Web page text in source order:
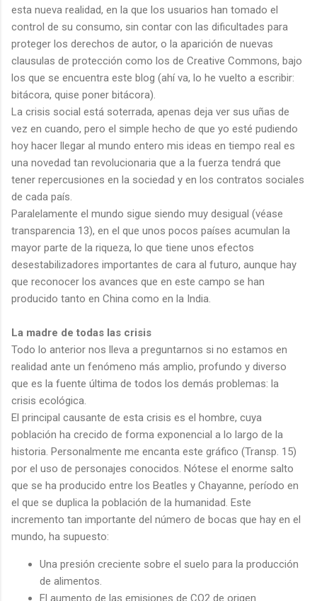
esta nueva realidad, en la que los usuarios han tomado el
control de su consumo, sin contar con las dificultades para
proteger los derechos de autor, o la aparición de nuevas
clausulas de protección como los de Creative Commons, bajo
los que se encuentra este blog (ahí va, lo he vuelto a escribir:
bitácora, quise poner bitácora).
La crisis social está soterrada, apenas deja ver sus uñas de
vez en cuando, pero el simple hecho de que yo esté pudiendo
hoy hacer llegar al mundo entero mis ideas en tiempo real es
una novedad tan revolucionaria que a la fuerza tendrá que
tener repercusiones en la sociedad y en los contratos sociales
de cada país.
Paralelamente el mundo sigue siendo muy desigual (véase
transparencia 13), en el que unos pocos países acumulan la
mayor parte de la riqueza, lo que tiene unos efectos
desestabilizadores importantes de cara al futuro, aunque hay
que reconocer los avances que en este campo se han
producido tanto en China como en la India.
La madre de todas las crisis
Todo lo anterior nos lleva a preguntarnos si no estamos en
realidad ante un fenómeno más amplio, profundo y diverso
que es la fuente última de todos los demás problemas: la
crisis ecológica.
El principal causante de esta crisis es el hombre, cuya
población ha crecido de forma exponencial a lo largo de la
historia. Personalmente me encanta este gráfico (Transp. 15)
por el uso de personajes conocidos. Nótese el enorme salto
que se ha producido entre los Beatles y Chayanne, período en
el que se duplica la población de la humanidad. Este
incremento tan importante del número de bocas que hay en el
mundo, ha supuesto:
Una presión creciente sobre el suelo para la producción
de alimentos.
El aumento de las emisiones de CO2 de origen